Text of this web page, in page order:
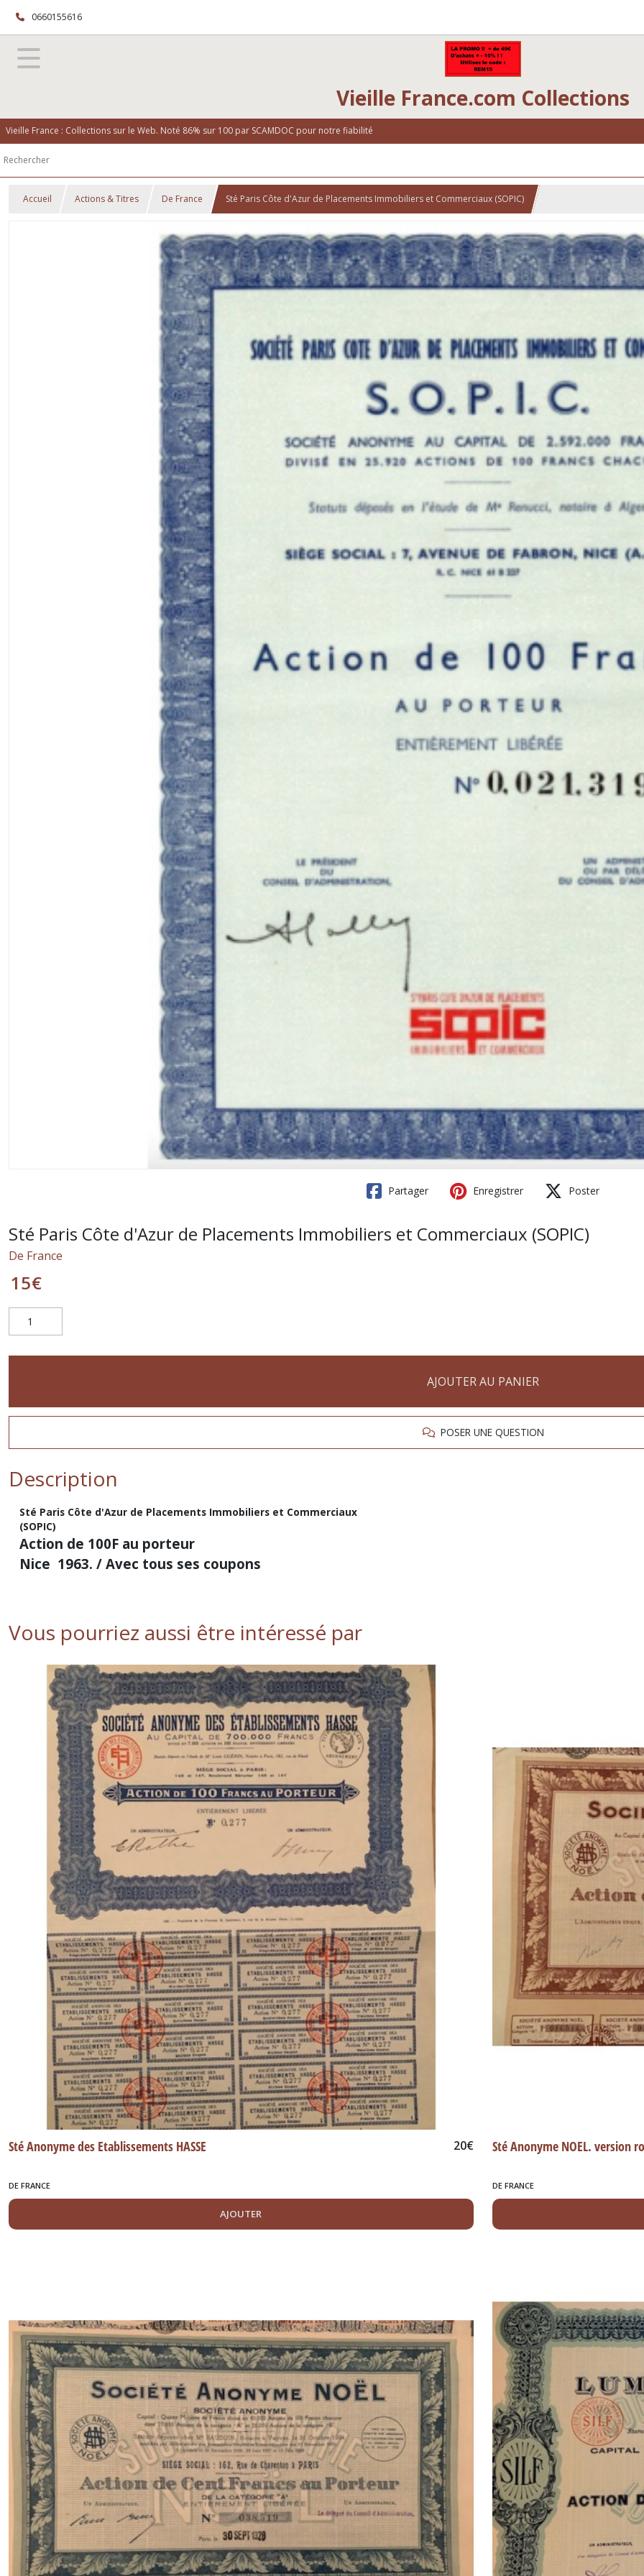
0660155616
Vieille France.com Collections
Vieille France : Collections sur le Web. Noté 86% sur 100 par SCAMDOC pour notre fiabilité
Accueil Actions & Titres De France Sté Paris Côte d'Azur de Placements Immobiliers et Commerciaux (SOPIC)
Partager Enregistrer Poster
Sté Paris Côte d'Azur de Placements Immobiliers et Commerciaux (SOPIC)
De France
15€
AJOUTER AU PANIER
POSER UNE QUESTION
Description
Sté Paris Côte d'Azur de Placements Immobiliers et Commerciaux
(SOPIC)
Action de 100F au porteur
Nice 1963. / Avec tous ses coupons
Vous pourriez aussi être intéressé par
Sté Anonyme des Etablissements HASSE 20€
DE FRANCE
AJOUTER
Sté Anonyme NOEL. version
DE FRANCE